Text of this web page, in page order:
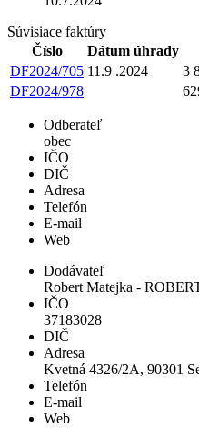
Súvisiace faktúry
Číslo
Dátum úhrady
DF2024/705 11.9 .2024
3
DF2024/978
Odberateľ
obec
IČO
DIČ
Adresa
Telefón
E-mail
Web
Dodávateľ
Robert Matejka -
IČO
37183028
DIČ
Adresa
Kvetná 4326/2A, 90301
Telefón
E-mail
Web